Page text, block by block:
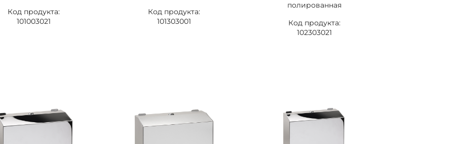
Код продукта:
101003021
Код продукта:
101303001
полированная
Код продукта:
102303021